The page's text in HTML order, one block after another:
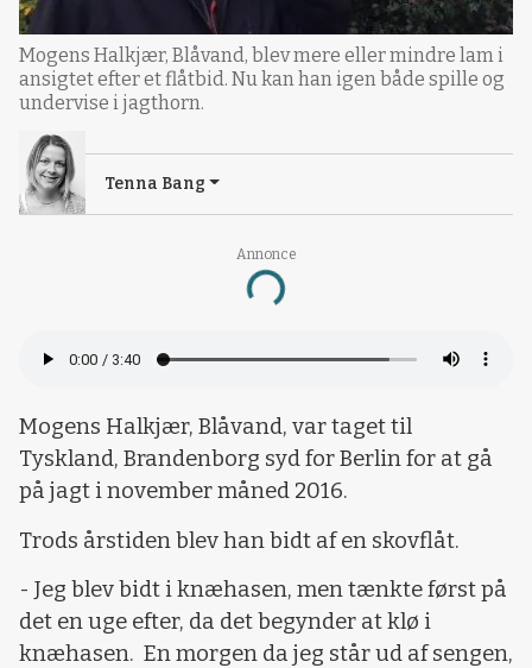
Annonce
Loading...
Mogens Halkjær, Blåvand, blev mere eller mindre lam i
ansigtet efter et flåtbid. Nu kan han igen både spille og
undervise i jagthorn.
Tenna Bang
Mogens Halkjær, Blåvand, var taget til
Tyskland, Brandenborg syd for Berlin for at gå
på jagt i november måned 2016.
Trods årstiden blev han bidt af en skovflåt.
- Jeg blev bidt i knæhasen, men tænkte først på
det en uge efter, da det begynder at klø i
knæhasen. En morgen da jeg står ud af sengen,